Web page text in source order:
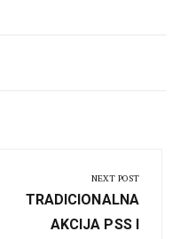
NEXT POST
Next
Post:
TRADICIONALNA
AKCIJA PSS I